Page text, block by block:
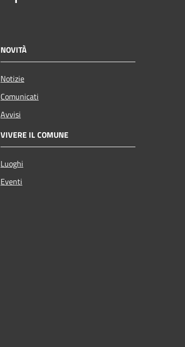
NOVITÀ
Notizie
Comunicati
Avvisi
VIVERE IL COMUNE
Luoghi
Eventi